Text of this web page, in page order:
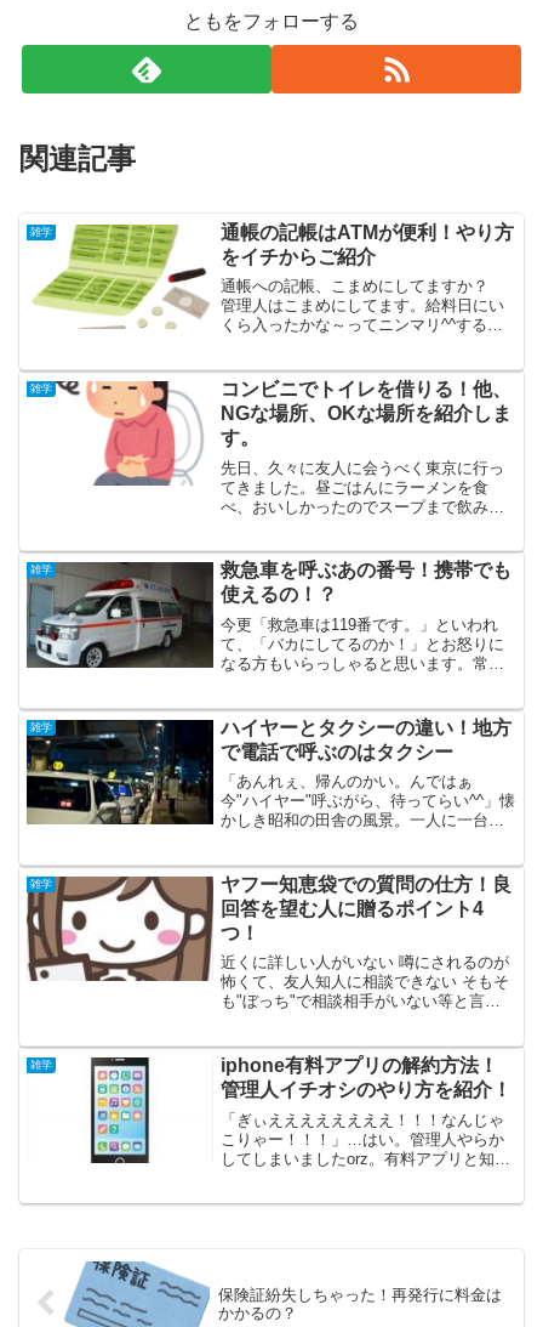
ともをフォローする
関連記事
雑学
通帳の記帳はATMが便利！やり方
をイチからご紹介
通帳への記帳、こまめにしてますか？
管理人はこまめにしてます。給料日にい
くら入ったかな～ってニンマリ^^するた
くらい引き落とされたかorzを知るため
に、やっ...
雑学
コンビニでトイレを借りる！他、
NGな場所、OKな場所を紹介しま
す。
先日、久々に友人に会うべく東京に行っ
てきました。昼ごはんにラーメンを食
べ、おいしかったのでスープまで飲み干
だし、「キュルルル…」という音ととも
に猛烈な便意が…、そう、下痢...
雑学
救急車を呼ぶあの番号！携帯でも
使えるの！？
今更「救急車は119番です。」といわれ
て、「バカにしてるのか！」とお怒りに
なる方もいらっしゃると思います。常識
す。私も、何度か救急車を呼んだことが
ありますし、救急車...
雑学
ハイヤーとタクシーの違い！地方
で電話で呼ぶのはタクシー
「あんれぇ、帰んのかい。んではぁ
今"ハイヤー"呼ぶがら、待ってらい^^」懐
かしき昭和の田舎の風景。一人に一台車
お宅のアシはバスか、呼び出しのタクシ
ーでした。田舎には流...
雑学
ヤフー知恵袋での質問の仕方！良
回答を望む人に贈るポイント4
つ！
近くに詳しい人がいない 噂にされるのが
怖くて、友人知人に相談できない そもそ
も"ぼっち"で相談相手がいない等と言う
すると"ある程度"参考になる答えは返っ
てきます。ですが...
雑学
iphone有料アプリの解約方法！
管理人イチオシのやり方を紹介！
「ぎぃええええええええ！！！なんじゃ
こりゃー！！！」…はい。管理人やらか
してしまいましたorz。有料アプリと知ら
保険証紛失しちゃった！再発行に料金は
かかるの？